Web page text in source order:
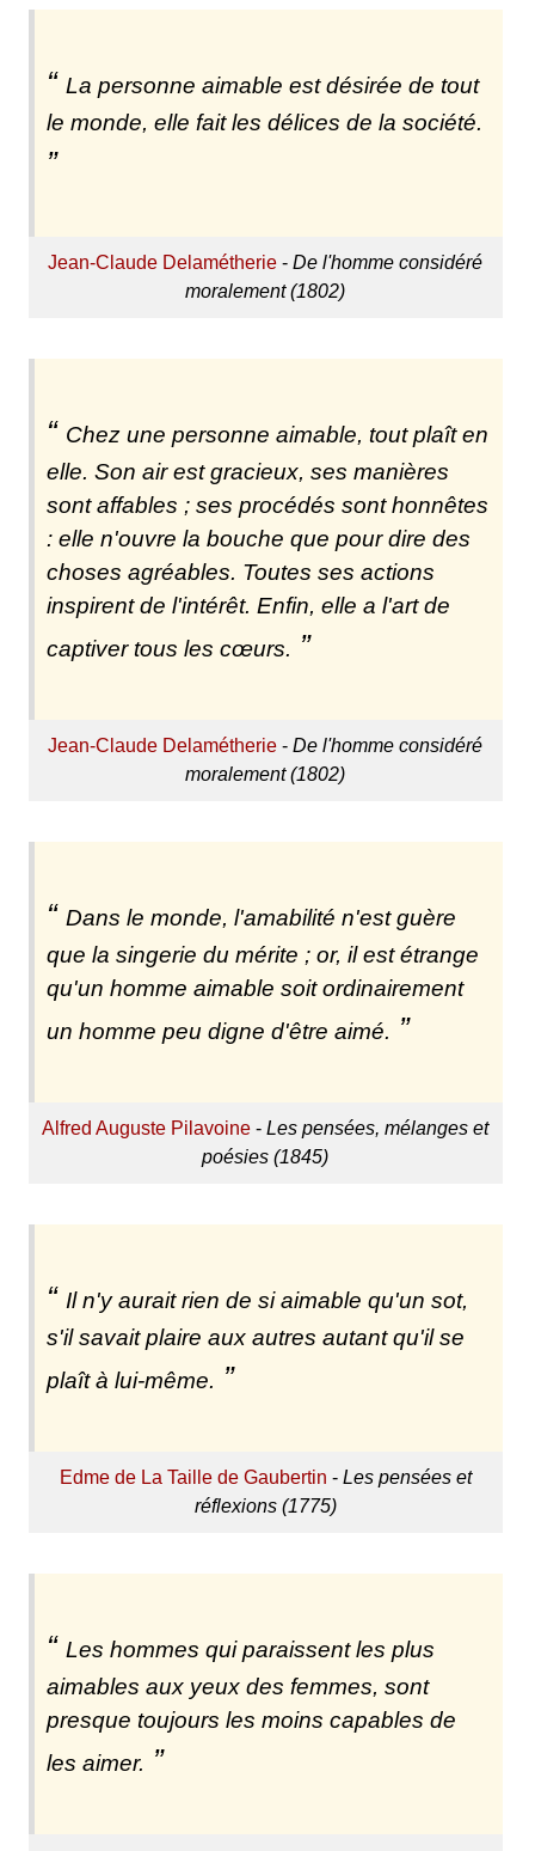
La personne aimable est désirée de tout
le monde, elle fait les délices de la société.
Jean-Claude Delamétherie -De l'homme considéré
moralement (1802)
Chez une personne aimable, tout plaît en
elle. Son air est gracieux, ses manières
sont affables ; ses procédés sont honnêtes
: elle n'ouvre la bouche que pour dire des
choses agréables. Toutes ses actions
inspirent de l'intérêt. Enfin, elle a l'art de
captiver tous les cœurs.
Jean-Claude Delamétherie -De l'homme considéré
moralement (1802)
Dans le monde, l'amabilité n'est guère
que la singerie du mérite ; or, il est étrange
qu'un homme aimable soit ordinairement
un homme peu digne d'être aimé.
Alfred Auguste Pilavoine -Les pensées, mélanges et
poésies (1845)
Il n'y aurait rien de si aimable qu'un sot,
s'il savait plaire aux autres autant qu'il se
plaît à lui-même.
Edme de La Taille de Gaubertin - Les pensées et
réflexions (1775)
Les hommes qui paraissent les plus
aimables aux yeux des femmes, sont
presque toujours les moins capables de
les aimer.